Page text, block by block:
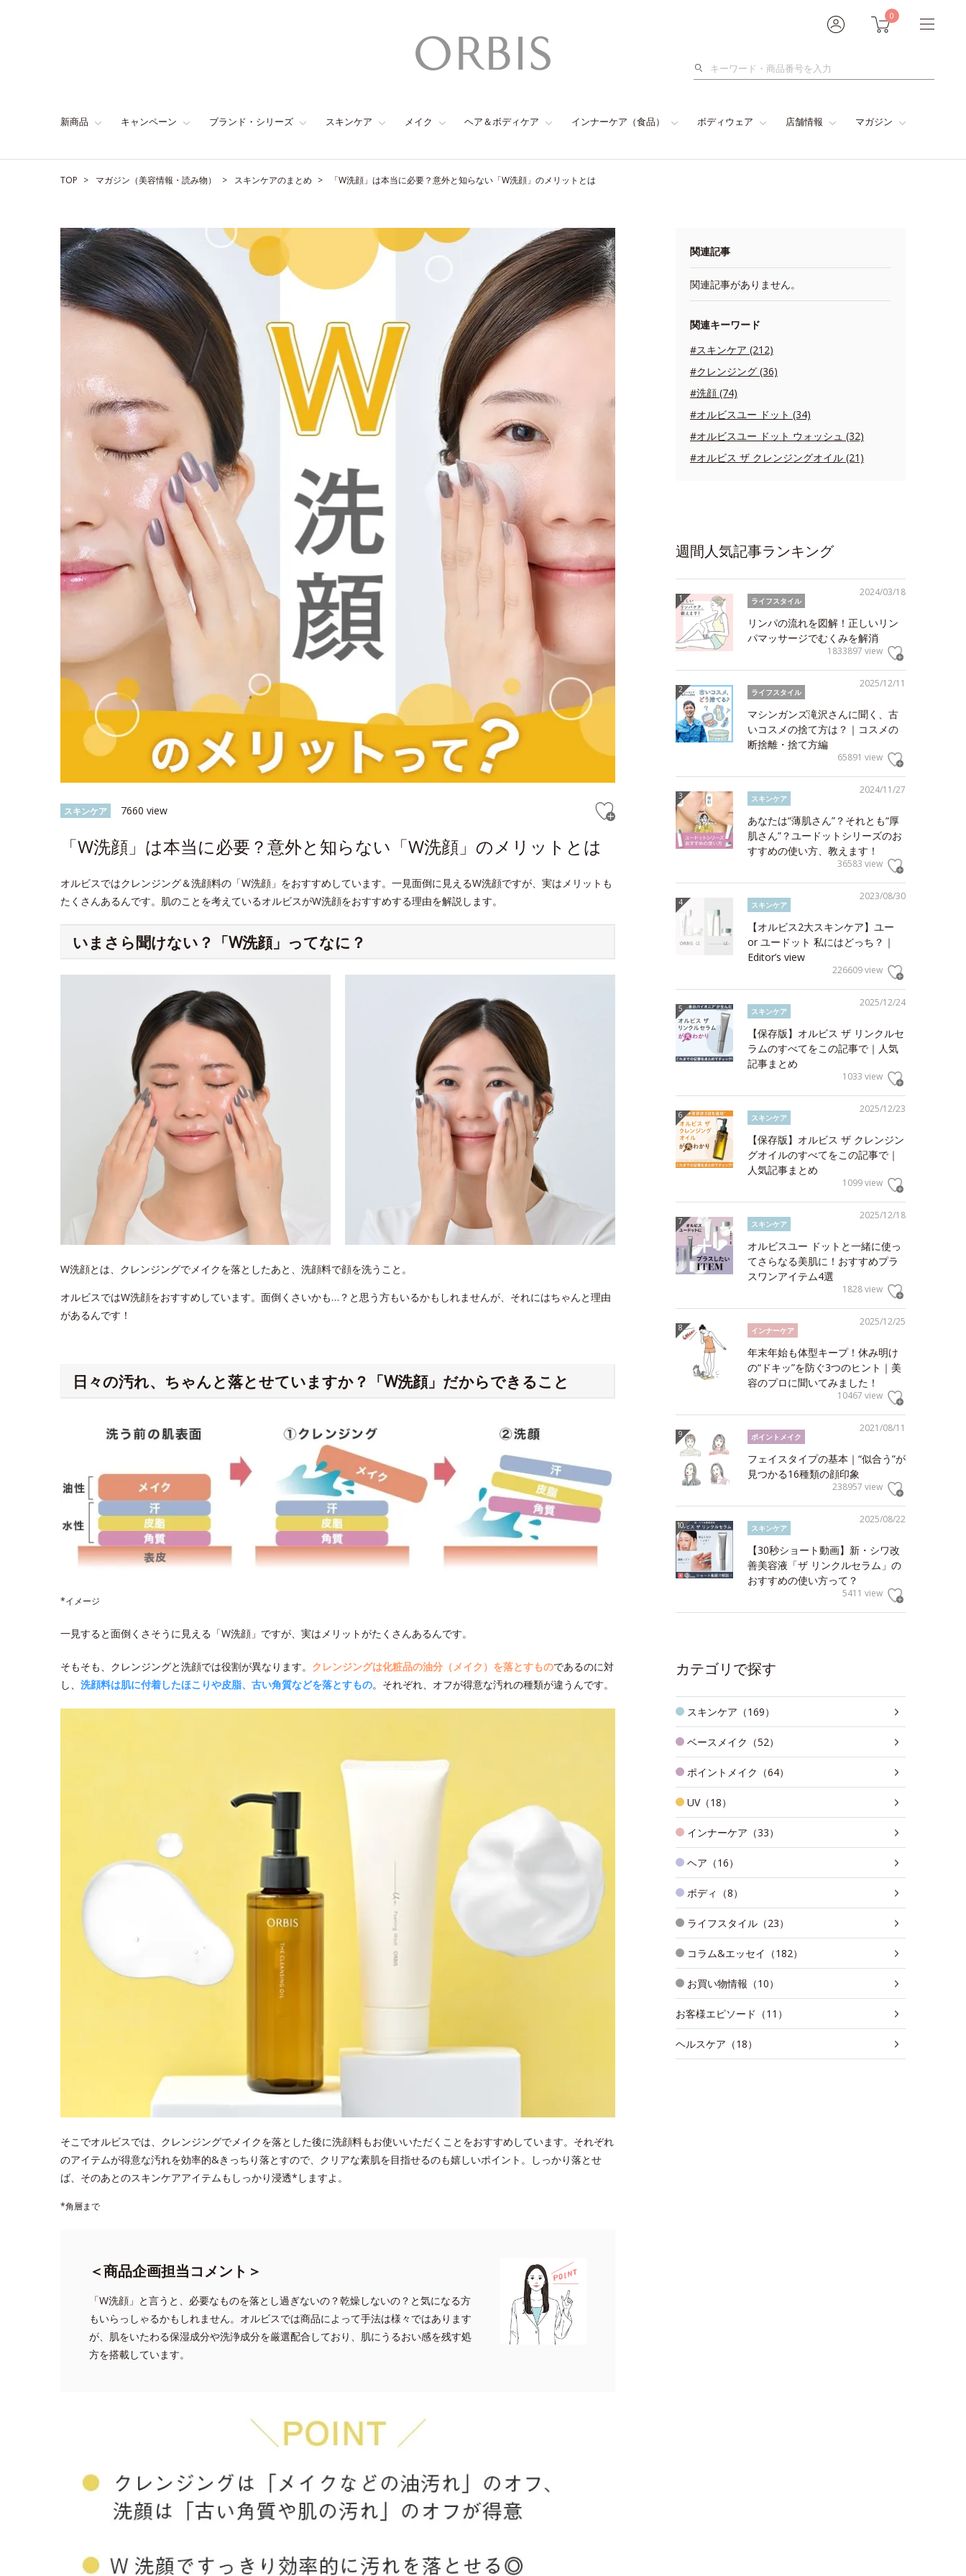
0
検
新商品 キャンペーン ブランド・シリーズ スキンケア メイク ヘア＆ボディケア インナーケア（食品） ボディウェア 店舗情報 マガジン
TOP マガジン（美容情報・読み物） スキンケアのまとめ 「W洗顔」は本当に必要？意外と知らない「W洗顔」のメリットとは
スキンケア 7660 view
「W洗顔」は本当に必要？意外と知らない「W洗顔」のメリットとは
オルビスではクレンジング＆洗顔料の「W洗顔」をおすすめしています。一見面倒に見えるW洗顔ですが、実はメリットも
たくさんあるんです。肌のことを考えているオルビスがW洗顔をおすすめする理由を解説します。
いまさら聞けない？「W洗顔」ってなに？
W洗顔とは、クレンジングでメイクを落としたあと、洗顔料で顔を洗うこと。
オルビスではW洗顔をおすすめしています。面倒くさいかも…？と思う方もいるかもしれませんが、それにはちゃんと理由
があるんです！
日々の汚れ、ちゃんと落とせていますか？「W洗顔」だからできること
*イメージ
一見すると面倒くさそうに見える「W洗顔」ですが、実はメリットがたくさんあるんです。
そもそも、クレンジングと洗顔では役割が異なります。 クレンジングは化粧品の油分（メイク）を落とすものであるのに対
し、 洗顔料は肌に付着したほこりや皮脂、古い角質などを落とすもの。それぞれ、オフが得意な汚れの種類が違うんです。
そこでオルビスでは、クレンジングでメイクを落とした後に洗顔料もお使いいただくことをおすすめしています。それぞれ
のアイテムが得意な汚れを効率的&きっちり落とすので、クリアな素肌を目指せるのも嬉しいポイント。しっかり落とせ
ば、そのあとのスキンケアアイテムもしっかり浸透*しますよ。
*角層まで
＜商品企画担当コメント＞
「W洗顔」と言うと、必要なものを落とし過ぎないの？乾燥しないの？と気になる方
もいらっしゃるかもしれません。オルビスでは商品によって手法は様々ではあります
が、肌をいたわる保湿成分や洗浄成分を厳選配合しており、肌にうるおい感を残す処
方を搭載しています。
関連記事
関連記事がありません。
関連キーワード
#スキンケア (212)
#クレンジング (36)
#洗顔 (74)
#オルビスユー ドット (34)
#オルビスユー ドット ウォッシュ (32)
#オルビス ザ クレンジングオイル (21)
週間人気記事ランキング
2024/03/18
ライフスタイル
リンパの流れを図解！正しいリン
パマッサージでむくみを解消
1833897 view
2025/12/11
ライフスタイル
マシンガンズ滝沢さんに聞く、古
いコスメの捨て方は？｜コスメの
断捨離・捨て方編
65891 view
2024/11/27
スキンケア
あなたは“薄肌さん”？それとも“厚
肌さん”？ユードットシリーズのお
すすめの使い方、教えます！
36583 view
2023/08/30
スキンケア
【オルビス2大スキンケア】ユー
or ユードット 私にはどっち？｜
Editor’s view
226609 view
2025/12/24
スキンケア
【保存版】オルビス ザ リンクルセ
ラムのすべてをこの記事で｜人気
記事まとめ
1033 view
2025/12/23
スキンケア
【保存版】オルビス ザ クレンジン
グオイルのすべてをこの記事で｜
人気記事まとめ
1099 view
2025/12/18
スキンケア
オルビスユー ドットと一緒に使っ
てさらなる美肌に！おすすめプラ
スワンアイテム4選
1828 view
2025/12/25
インナーケア
年末年始も体型キープ！休み明け
の“ドキッ”を防ぐ3つのヒント｜美
容のプロに聞いてみました！
10467 view
2021/08/11
ポイントメイク
フェイスタイプの基本｜“似合う”が
見つかる16種類の顔印象
238957 view
2025/08/22
スキンケア
【30秒ショート動画】新・シワ改
善美容液「ザ リンクルセラム」の
おすすめの使い方って？
5411 view
カテゴリで探す
スキンケア（169）
ベースメイク（52）
ポイントメイク（64）
UV（18）
インナーケア（33）
ヘア（16）
ボディ（8）
ライフスタイル（23）
コラム&エッセイ（182）
お買い物情報（10）
お客様エピソード（11）
ヘルスケア（18）